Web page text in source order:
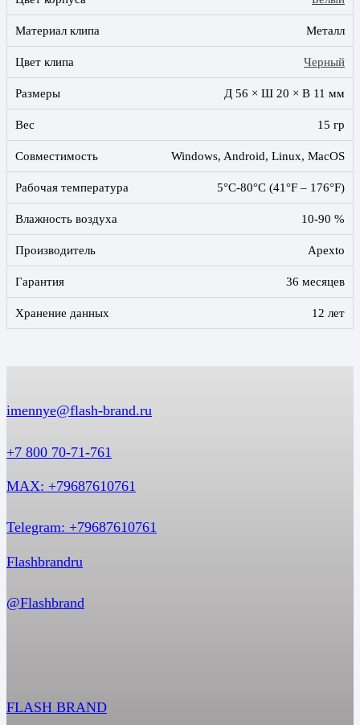
Материал клипа Металл
Цвет клипа Черный
Размеры Д 56 × Ш 20 × В 11 мм
Вес 15 гр
Совместимость Windows, Android, Linux, MacOS
Рабочая температура 5°C-80°C (41°F – 176°F)
Влажность воздуха 10-90 %
Производитель Apexto
Гарантия 36 месяцев
Хранение данных 12 лет
imennye@flash-brand.ru
+7 800 70-71-761
MAX: +79687610761
Telegram: +79687610761
Flashbrandru
@Flashbrand
FLASH BRAND